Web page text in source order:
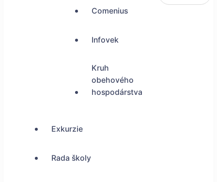
ŠUP Tokajícka 24, Bratislava
Comenius
Infovek
Kruh
obehového
hospodárstva
Exkurzie
Rada školy